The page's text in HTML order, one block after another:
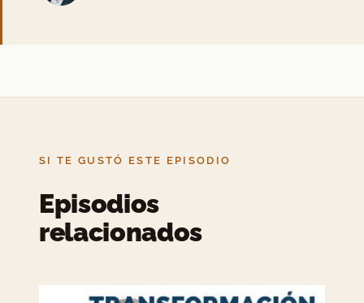
SI TE GUSTÓ ESTE EPISODIO
Episodios
relacionados